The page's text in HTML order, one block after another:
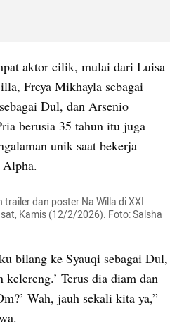
aktor cilik, mulai dari Luisa
Freya Mikhayla sebagai
Dul, dan Arsenio
berusia 35 tahun itu juga
unik saat bekerja
Alpha.
dan poster Na Willa di XXI
Kamis (12/2/2026). Foto: Salsha
bilang ke Syauqi sebagai Dul,
kelereng.’ Terus dia diam dan
Wah, jauh sekali kita ya,”